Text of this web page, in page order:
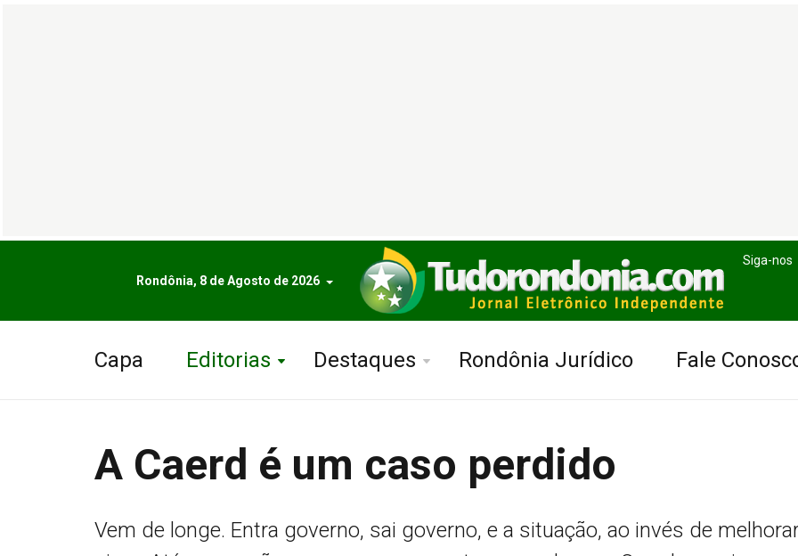
Rondônia, 8 de Agosto de 2026
Siga-nos
Capa Editorias Destaques Rondônia Jurídico Fale
A Caerd é um caso perdido
Vem de longe. Entra governo, sai governo, e a situação, ao invés de